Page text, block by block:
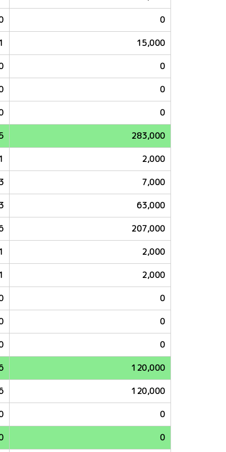
0
15,000
0
0
0
283,000
2,000
7,000
63,000
207,000
2,000
2,000
0
0
0
120,000
120,000
0
0